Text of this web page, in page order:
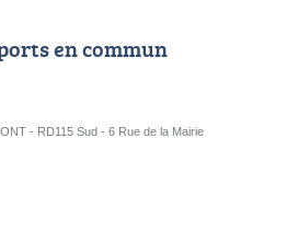
en commun
- RD115 Sud - 6 Rue de la Mairie